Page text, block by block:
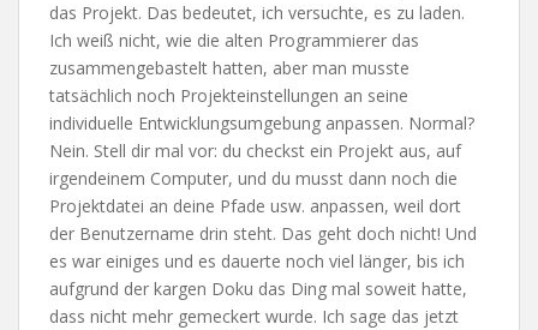
das Projekt. Das bedeutet, ich versuchte, es zu laden.
Ich weiß nicht, wie die alten Programmierer das
zusammengebastelt hatten, aber man musste
tatsächlich noch Projekteinstellungen an seine
individuelle Entwicklungsumgebung anpassen. Normal?
Nein. Stell dir mal vor: du checkst ein Projekt aus, auf
irgendeinem Computer, und du musst dann noch die
Projektdatei an deine Pfade usw. anpassen, weil dort
der Benutzername drin steht. Das geht doch nicht! Und
es war einiges und es dauerte noch viel länger, bis ich
aufgrund der kargen Doku das Ding mal soweit hatte,
dass nicht mehr gemeckert wurde. Ich sage das jetzt